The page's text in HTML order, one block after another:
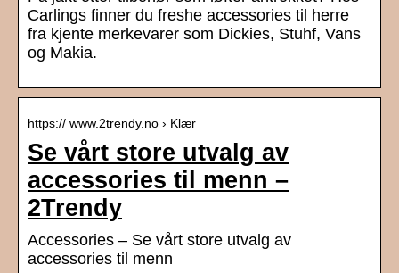
Carlings finner du freshe accessories til herre
fra kjente merkevarer som Dickies, Stuhf, Vans
og Makia.
https:// www.2trendy.no › Klær
Se vårt store utvalg av
accessories til menn –
2Trendy
Accessories – Se vårt store utvalg av
accessories til menn